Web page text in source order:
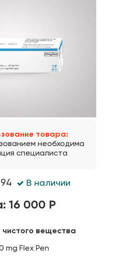
товара:
необходима
специалиста
В наличии
16 000 Р
чистого вещества
mg Flex Pen